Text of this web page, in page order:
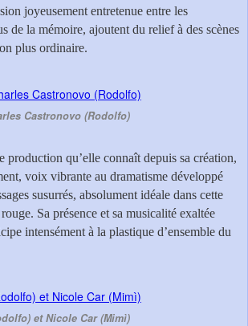
joyeusement entretenue entre les
de la mémoire, ajoutent du relief à des scènes
plus ordinaire.
Castronovo (Rodolfo)
production qu’elle connaît depuis sa création,
voix vibrante au dramatisme développé
susurrés, absolument idéale dans cette
Sa présence et sa musicalité exaltée
intensément à la plastique d’ensemble du
et Nicole Car (Mimì)